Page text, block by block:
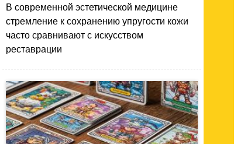
В современной эстетической медицине
стремление к сохранению упругости кожи
часто сравнивают с искусством
реставрации